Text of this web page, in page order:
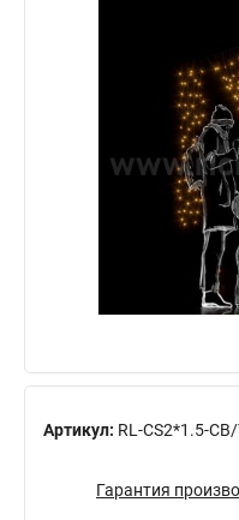
Артикул: RL-CS2*1.5-
Гарантия